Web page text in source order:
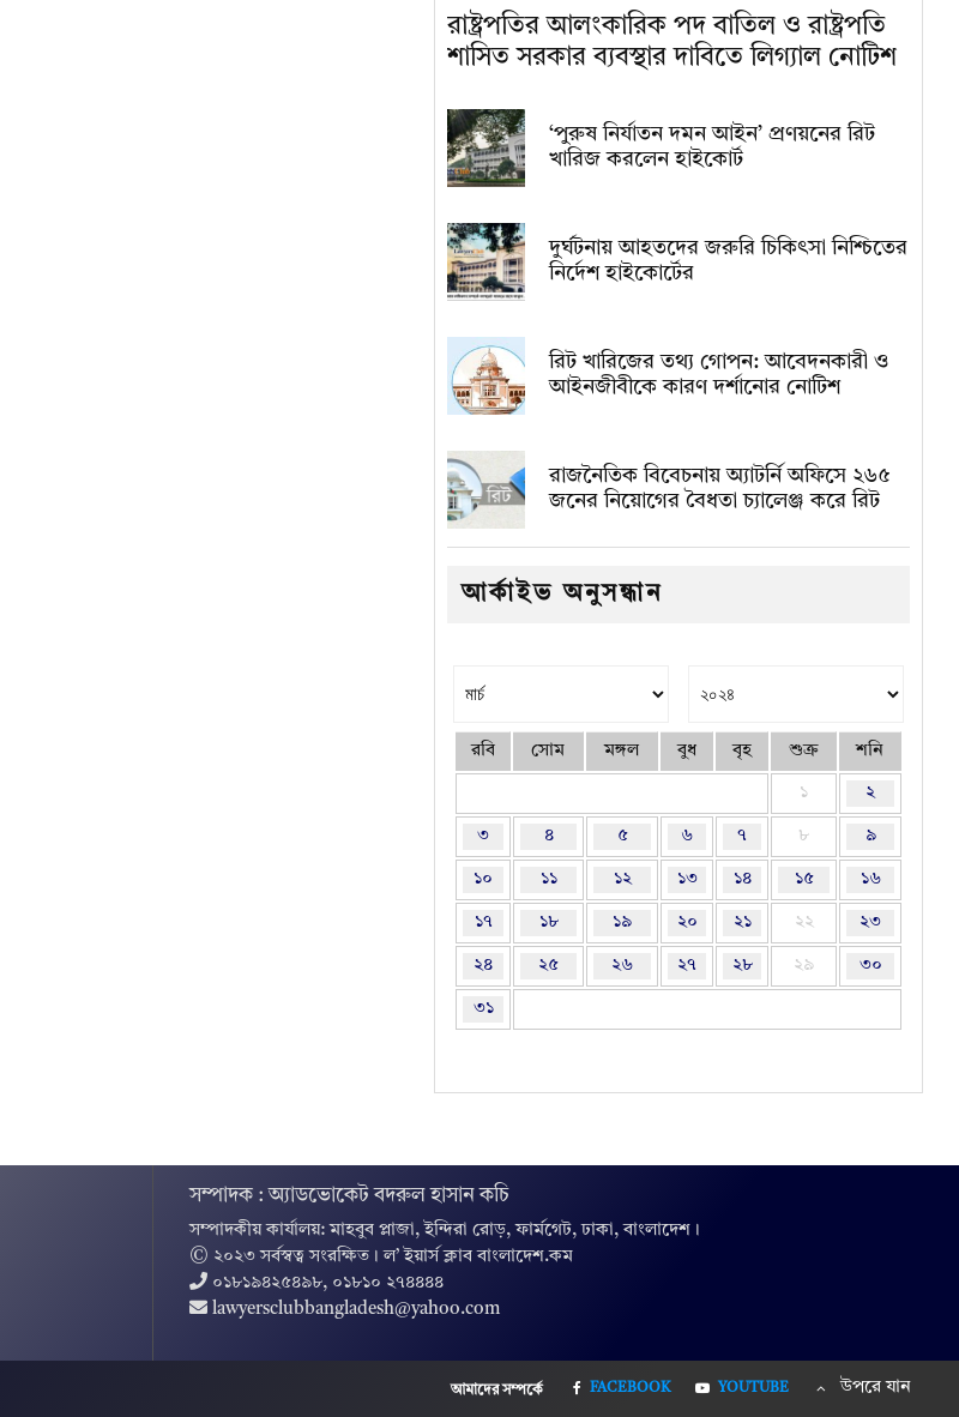
রাষ্ট্রপতির আলংকারিক পদ বাতিল ও রাষ্ট্রপতি
শাসিত সরকার ব্যবস্থার দাবিতে লিগ্যাল নোটিশ
‘পুরুষ নির্যাতন দমন আইন’ প্রণয়নের রিট
খারিজ করলেন হাইকোর্ট
দুর্ঘটনায় আহতদের জরুরি চিকিৎসা নিশ্চিতের
নির্দেশ হাইকোর্টের
রিট খারিজের তথ্য গোপন: আবেদনকারী ও
আইনজীবীকে কারণ দর্শানোর নোটিশ
রাজনৈতিক বিবেচনায় অ‍্যাটর্নি অফিসে ২৬৫
জনের নিয়োগের বৈধতা চ্যালেঞ্জ করে রিট
আর্কাইভ অনুসন্ধান
রবি সোম মঙ্গল বুধ বৃহ শুক্র শনি
১ ২
৩ ৪ ৫ ৬ ৭ ৮ ৯
১০ ১১ ১২ ১৩ ১৪ ১৫ ১৬
১৭ ১৮ ১৯ ২০ ২১ ২২ ২৩
২৪ ২৫ ২৬ ২৭ ২৮ ২৯ ৩০
৩১
সম্পাদক : অ্যাডভোকেট বদরুল হাসান কচি
সম্পাদকীয় কার্যালয়: মাহবুব প্লাজা, ইন্দিরা রোড়, ফার্মগেট, ঢাকা, বাংলাদেশ।
© ২০২৩ সর্বস্বত্ব সংরক্ষিত । ল’ ইয়ার্স ক্লাব বাংলাদেশ.কম
০১৮১৯৪২৫৪৯৮, ০১৮১০ ২৭৪৪৪৪
lawyersclubbangladesh@yahoo.com
আমাদের সম্পর্কে FACEBOOK YOUTUBE উপরে যান